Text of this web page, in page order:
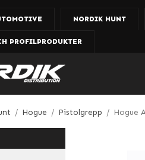
NORDIK HUNT
PROFILPRODUKTER
/ Hogue / Pistolgrepp / Hogue